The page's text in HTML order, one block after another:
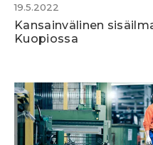
19.5.2022
Kansainvälinen
Kuopiossa